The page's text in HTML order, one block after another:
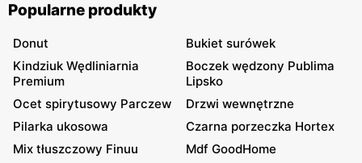
Popularne produkty
Donut
Bukiet surówek
Kindziuk Wędliniarnia
Premium
Boczek wędzony Publima
Lipsko
Ocet spirytusowy Parczew
Drzwi wewnętrzne
Pilarka ukosowa
Czarna porzeczka Hortex
Mix tłuszczowy Finuu
Mdf GoodHome